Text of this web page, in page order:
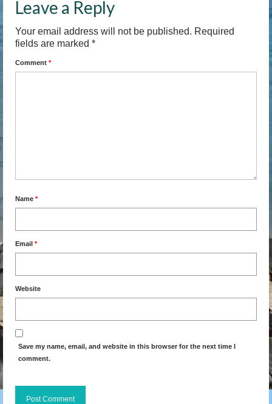
Leave a Reply
Your email address will not be published. Required
fields are marked *
Comment *
Name *
Email *
Website
Save my name, email, and website in this browser for the next time I
comment.